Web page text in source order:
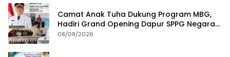
Camat Anak Tuha Dukung Program MBG,
Hadiri Grand Opening Dapur SPPG Negara
Aji Tua Lampung Tengah
08/08/2026